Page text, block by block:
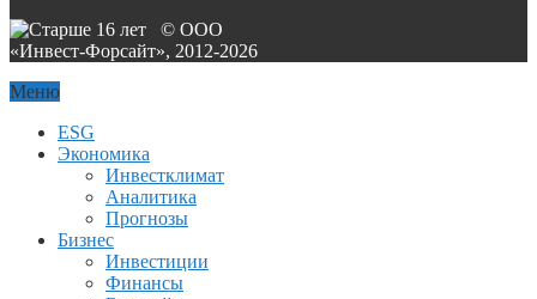
© ООО
«Инвест-Форсайт», 2012-2026
Меню
ESG
Экономика
Инвестклимат
Аналитика
Прогнозы
Бизнес
Инвестиции
Финансы